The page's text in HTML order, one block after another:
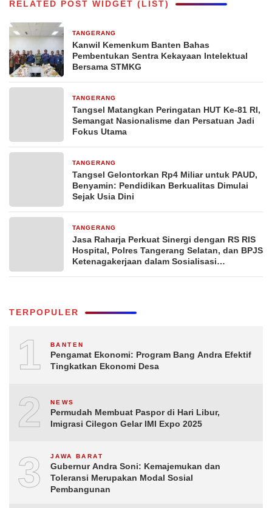
RELATED POST WIDGET (LIST)
TANGERANG
Kanwil Kemenkum Banten Bahas
Pembentukan Sentra Kekayaan Intelektual
Bersama STMKG
TANGERANG
Tangsel Matangkan Peringatan HUT Ke-81 RI,
Semangat Nasionalisme dan Persatuan Jadi
Fokus Utama
TANGERANG
Tangsel Gelontorkan Rp4 Miliar untuk PAUD,
Benyamin: Pendidikan Berkualitas Dimulai
Sejak Usia Dini
TANGERANG
Jasa Raharja Perkuat Sinergi dengan RS RIS
Hospital, Polres Tangerang Selatan, dan BPJS
Ketenagakerjaan dalam Sosialisasi
TERPOPULER
1 BANTEN
Pengamat Ekonomi: Program Bang Andra Efektif
Tingkatkan Ekonomi Desa
2 NEWS
Permudah Membuat Paspor di Hari Libur,
Imigrasi Cilegon Gelar IMI Expo 2025
3 JAWA BARAT
Gubernur Andra Soni: Kemajemukan dan
Toleransi Merupakan Modal Sosial
Pembangunan